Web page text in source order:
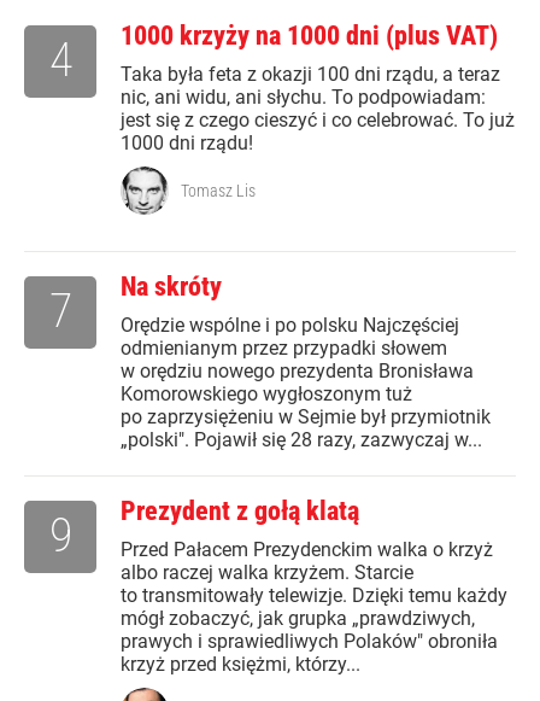
1000 krzyży na 1000 dni (plus VAT)
Taka była feta z okazji 100 dni rządu, a teraz
nic, ani widu, ani słychu. To podpowiadam:
jest się z czego cieszyć i co celebrować. To już
1000 dni rządu!
4
Tomasz Lis
Na skróty
Orędzie wspólne i po polsku Najczęściej
odmienianym przez przypadki słowem
w orędziu nowego prezydenta Bronisława
Komorowskiego wygłoszonym tuż
po zaprzysiężeniu w Sejmie był przymiotnik
„polski". Pojawił się 28 razy, zazwyczaj w...
7
Prezydent z gołą klatą
Przed Pałacem Prezydenckim walka o krzyż
albo raczej walka krzyżem. Starcie
to transmitowały telewizje. Dzięki temu każdy
mógł zobaczyć, jak grupka „prawdziwych,
prawych i sprawiedliwych Polaków" obroniła
krzyż przed księżmi, którzy...
9